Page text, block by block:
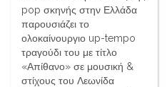
pop σκηνής στην Ελλάδα
παρουσιάζει το
ολοκαίνουργιο up-tempo
τραγούδι του με τίτλο
«Απίθανο» σε μουσική &
στίχους του Λεωνίδα